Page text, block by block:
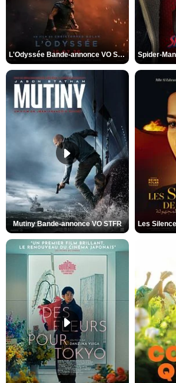
L'Odyssée Bande-annonce VO STFR
Mutiny Bande-annonce VO STFR